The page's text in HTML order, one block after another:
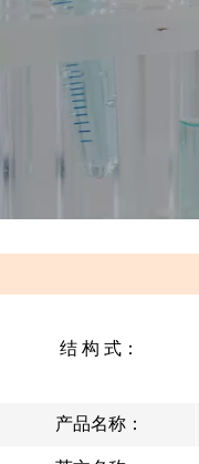
结 构 式：
产品名称：